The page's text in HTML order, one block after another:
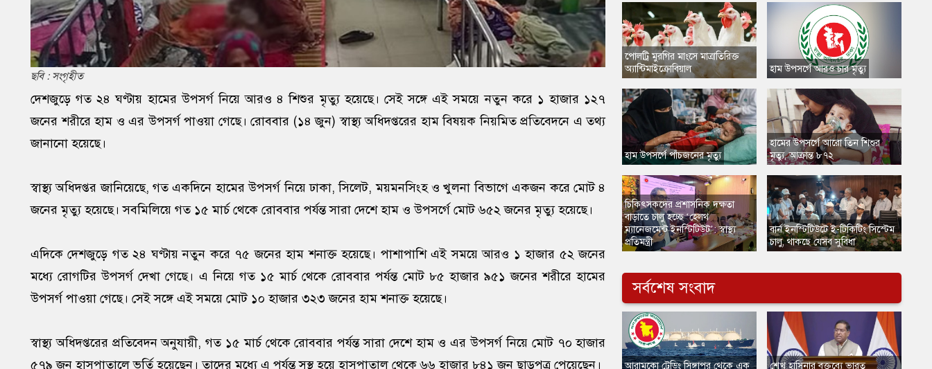
ছবি : সংগৃহীত
দেশজুড়ে গত ২৪ ঘণ্টায় হামের উপসর্গ নিয়ে আরও ৪ শিশুর মৃত্যু হয়েছে। সেই সঙ্গে এই সময়ে নতুন করে ১ হাজার ১২৭
জনের শরীরে হাম ও এর উপসর্গ পাওয়া গেছে। রোববার (১৪ জুন) স্বাস্থ্য অধিদপ্তরের হাম বিষয়ক নিয়মিত প্রতিবেদনে এ তথ্য
জানানো হয়েছে।
স্বাস্থ্য অধিদপ্তর জানিয়েছে, গত একদিনে হামের উপসর্গ নিয়ে ঢাকা, সিলেট, ময়মনসিংহ ও খুলনা বিভাগে একজন করে মোট ৪
জনের মৃত্যু হয়েছে। সবমিলিয়ে গত ১৫ মার্চ থেকে রোববার পর্যন্ত সারা দেশে হাম ও উপসর্গে মোট ৬৫২ জনের মৃত্যু হয়েছে।
এদিকে দেশজুড়ে গত ২৪ ঘণ্টায় নতুন করে ৭৫ জনের হাম শনাক্ত হয়েছে। পাশাপাশি এই সময়ে আরও ১ হাজার ৫২ জনের
মধ্যে রোগটির উপসর্গ দেখা গেছে। এ নিয়ে গত ১৫ মার্চ থেকে রোববার পর্যন্ত মোট ৮৫ হাজার ৯৫১ জনের শরীরে হামের
উপসর্গ পাওয়া গেছে। সেই সঙ্গে এই সময়ে মোট ১০ হাজার ৩২৩ জনের হাম শনাক্ত হয়েছে।
স্বাস্থ্য অধিদপ্তরের প্রতিবেদন অনুযায়ী, গত ১৫ মার্চ থেকে রোববার পর্যন্ত সারা দেশে হাম ও এর উপসর্গ নিয়ে মোট ৭০ হাজার
৫৭৯ জন হাসপাতালে ভর্তি হয়েছেন। তাদের মধ্যে এ পর্যন্ত সুস্থ হয়ে হাসপাতাল থেকে ৬৬ হাজার ৮৪১ জন ছাড়পত্র পেয়েছেন।
​পোলট্রি মুরগির মাংসে মাত্রাতিরিক্ত
অ্যান্টিমাইক্রোবিয়াল
​হাম উপসর্গে পাঁচজনের মৃত্যু
চিকিৎসকদের প্রশাসনিক দক্ষতা
বাড়াতে চালু হচ্ছে ‘হেলথ
ম্যানেজমেন্ট ইনস্টিটিউট’: স্বাস্থ্য
প্রতিমন্ত্রী
​হাম উপসর্গে আরও চার মৃত্যু
হামের উপসর্গে আরো তিন শিশুর
মৃত্যু, আক্রান্ত ৮৭২
বার্ন ইনস্টিটিউটে ই-টিকিটিং সিস্টেম
চালু, থাকছে যেসব সুবিধা
সর্বশেষ সংবাদ
​আরামকো ট্রেডিং সিঙ্গাপুর থেকে এক
শেখ হাসিনার বক্তব্যে ভারত